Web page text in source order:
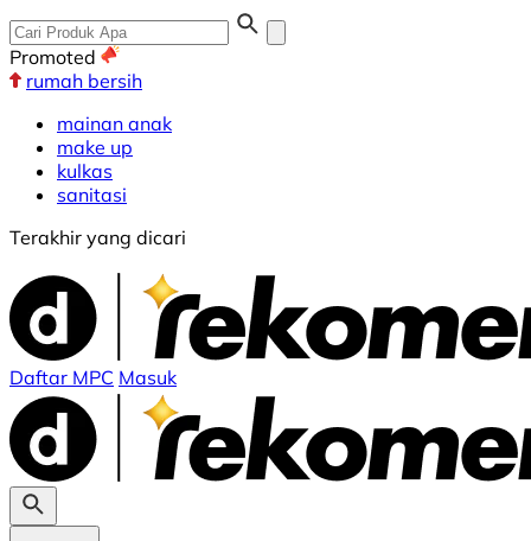
Promoted
rumah bersih
mainan anak
make up
kulkas
sanitasi
Terakhir yang dicari
Daftar MPC Masuk